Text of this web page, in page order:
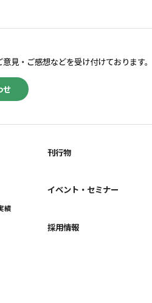
せ
意見・ご感想などを受け付けております。
績
刊行物
イベント・セミナー
採用情報